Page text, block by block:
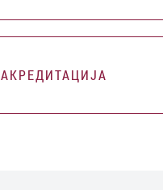
АКРЕДИТАЦИЈА